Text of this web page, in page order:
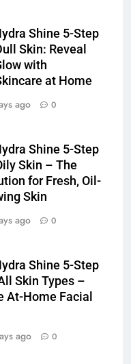
Shine 5-Step
Skin: Reveal
with
at Home
ago 0
Shine 5-Step
Skin – The
for Fresh, Oil-
Skin
ago 0
Shine 5-Step
Skin Types –
At-Home Facial
ago 0